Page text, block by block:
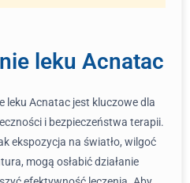
leku Acnatac
leku Acnatac jest kluczowe dla
i bezpieczeństwa terapii.
ekspozycja na światło, wilgoć
mogą osłabić działanie